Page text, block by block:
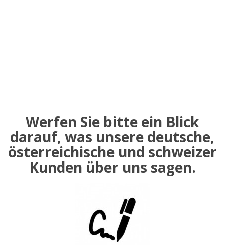
Werfen Sie bitte ein Blick
darauf, was unsere deutsche,
österreichische und schweizer
Kunden über uns sagen.